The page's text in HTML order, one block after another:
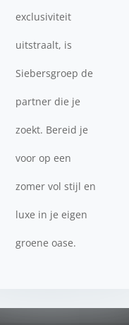
exclusiviteit
uitstraalt, is
Siebersgroep de
partner die je
zoekt. Bereid je
voor op een
zomer vol stijl en
luxe in je eigen
groene oase.